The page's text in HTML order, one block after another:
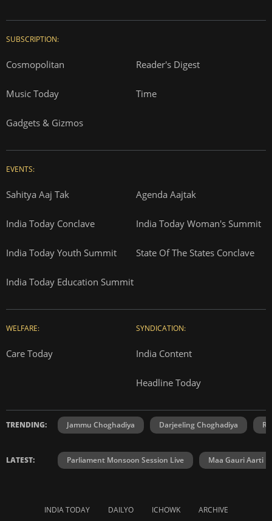
SUBSCRIPTION:
Cosmopolitan Reader's Digest
Music Today Time
Gadgets & Gizmos
EVENTS:
Sahitya Aaj Tak Agenda Aajtak
India Today Conclave India Today Woman's Summit
India Today Youth Summit State Of The States Conclave
India Today Education Summit
WELFARE:
Care Today
SYNDICATION:
India Content
Headline Today
TRENDING: Jammu Choghadiya Darjeeling Choghadiya
LATEST: Parliament Monsoon Session Live Maa Gauri Aarti
INDIA TODAY DAILYO ICHOWK ARCHIVE